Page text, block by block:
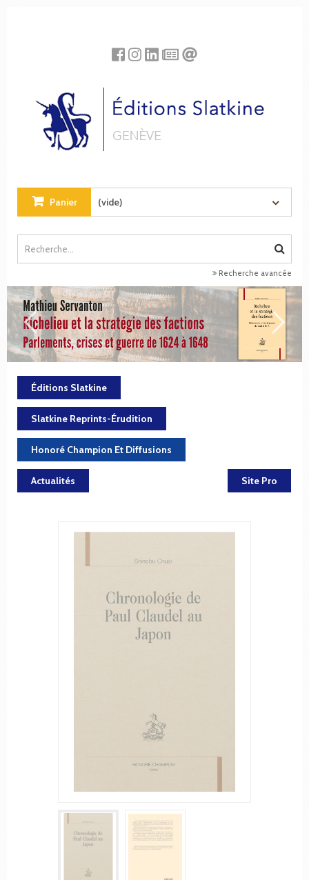
Panier (vide)
Recherche avancée
Éditions Slatkine
Slatkine Reprints-Érudition
Honoré Champion Et Diffusions
Actualités Site Pro